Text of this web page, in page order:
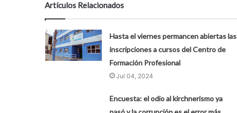
Artículos Relacionados
Hasta el viernes permancen abiertas las
inscripciones a cursos del Centro de
Formación Profesional
Jul 04, 2024
Encuesta: el odio al kirchnerismo ya